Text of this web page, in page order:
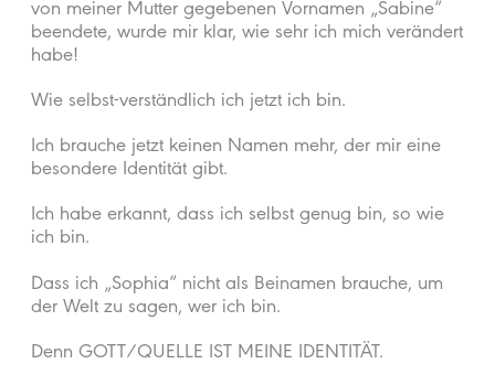
von meiner Mutter gegebenen Vornamen „Sabine“
beendete, wurde mir klar, wie sehr ich mich verändert
habe!
Wie selbst-verständlich ich jetzt ich bin.
Ich brauche jetzt keinen Namen mehr, der mir eine
besondere Identität gibt.
Ich habe erkannt, dass ich selbst genug bin, so wie
ich bin.
Dass ich „Sophia“ nicht als Beinamen brauche, um
der Welt zu sagen, wer ich bin.
Denn GOTT/QUELLE IST MEINE IDENTITÄT.